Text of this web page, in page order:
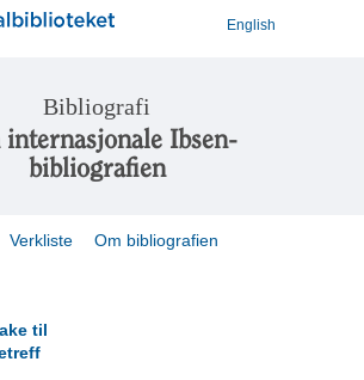
English
Bibliografi
internasjonale Ibsen-
bibliografien
Verkliste Om bibliografien
til